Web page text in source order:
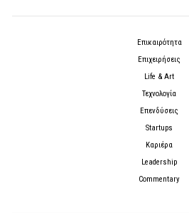
Επικαιρότητα
Επιχειρήσεις
Life & Art
Τεχνολογία
Επενδύσεις
Startups
Καριέρα
Leadership
Commentary